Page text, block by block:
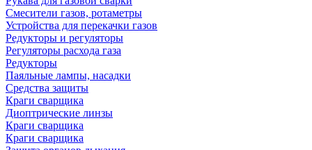
Смесители газов, ротаметры
Устройства для перекачки газов
Редукторы и регуляторы
Регуляторы расхода газа
Редукторы
Паяльные лампы, насадки
Средства защиты
Краги сварщика
Диоптрические линзы
Краги сварщика
Краги сварщика